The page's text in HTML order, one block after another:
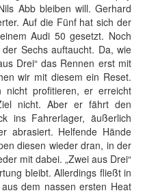
Abb bleiben will. Gerhard
Auf die Fünf hat sich der
Audi 50 gesetzt. Noch
Sechs auftaucht. Da, wie
Drei“ das Rennen erst mit
wir mit diesem ein Reset.
nicht profitieren, er erreicht
nicht. Aber er fährt den
ins Fahrerlager, äußerlich
abrasiert. Helfende Hände
diesen wieder dran, in der
mit dabei. „Zwei aus Drei“
bleibt. Allerdings fließt in
dem nassen ersten Heat